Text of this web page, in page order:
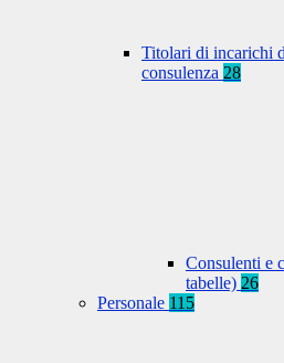
Titolari di incarichi
consulenza 28
Consulenti e
tabelle) 26
Personale 115